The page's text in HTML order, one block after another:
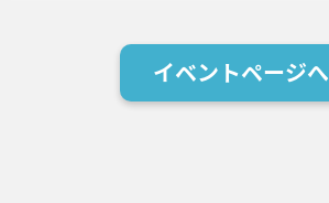
イベントページへ